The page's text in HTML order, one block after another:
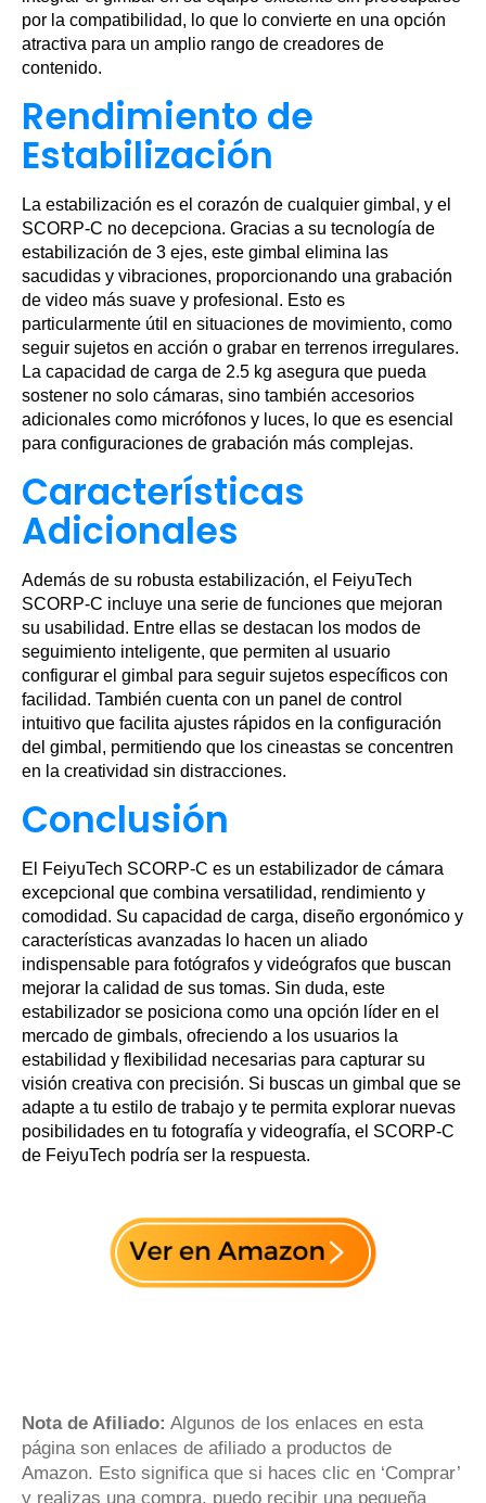
por la compatibilidad, lo que lo convierte en una opción
atractiva para un amplio rango de creadores de
contenido.
Rendimiento de
Estabilización
La estabilización es el corazón de cualquier gimbal, y el
SCORP-C no decepciona. Gracias a su tecnología de
estabilización de 3 ejes, este gimbal elimina las
sacudidas y vibraciones, proporcionando una grabación
de video más suave y profesional. Esto es
particularmente útil en situaciones de movimiento, como
seguir sujetos en acción o grabar en terrenos irregulares.
La capacidad de carga de 2.5 kg asegura que pueda
sostener no solo cámaras, sino también accesorios
adicionales como micrófonos y luces, lo que es esencial
para configuraciones de grabación más complejas.
Características
Adicionales
Además de su robusta estabilización, el FeiyuTech
SCORP-C incluye una serie de funciones que mejoran
su usabilidad. Entre ellas se destacan los modos de
seguimiento inteligente, que permiten al usuario
configurar el gimbal para seguir sujetos específicos con
facilidad. También cuenta con un panel de control
intuitivo que facilita ajustes rápidos en la configuración
del gimbal, permitiendo que los cineastas se concentren
en la creatividad sin distracciones.
Conclusión
El FeiyuTech SCORP-C es un estabilizador de cámara
excepcional que combina versatilidad, rendimiento y
comodidad. Su capacidad de carga, diseño ergonómico y
características avanzadas lo hacen un aliado
indispensable para fotógrafos y videógrafos que buscan
mejorar la calidad de sus tomas. Sin duda, este
estabilizador se posiciona como una opción líder en el
mercado de gimbals, ofreciendo a los usuarios la
estabilidad y flexibilidad necesarias para capturar su
visión creativa con precisión. Si buscas un gimbal que se
adapte a tu estilo de trabajo y te permita explorar nuevas
posibilidades en tu fotografía y videografía, el SCORP-C
de FeiyuTech podría ser la respuesta.
Nota de Afiliado: Algunos de los enlaces en esta
página son enlaces de afiliado a productos de
Amazon. Esto significa que si haces clic en ‘Comprar’
y realizas una compra, puedo recibir una pequeña